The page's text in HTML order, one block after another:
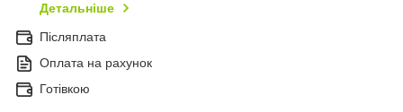
Детальніше
Післяплата
Оплата на рахунок
Готівкою